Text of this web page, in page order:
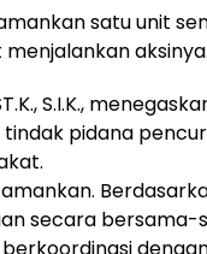
satu unit
S.I.K.,
pidana
secara bersama-